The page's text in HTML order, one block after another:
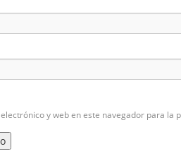
y web en este navegador para la